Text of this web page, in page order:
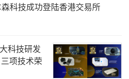
科技成功登陆香港交易所
科技研发
项技术荣